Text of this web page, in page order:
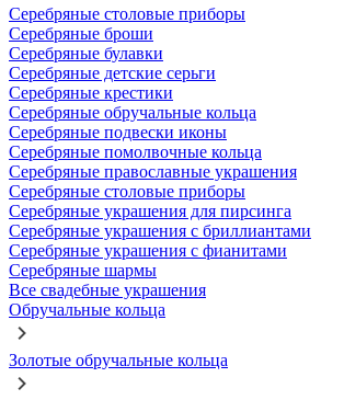
Серебряные столовые приборы
Серебряные броши
Серебряные булавки
Серебряные детские серьги
Серебряные крестики
Серебряные обручальные кольца
Серебряные подвески иконы
Серебряные помолвочные кольца
Серебряные православные украшения
Серебряные столовые приборы
Серебряные украшения для пирсинга
Серебряные украшения с бриллиантами
Серебряные украшения с фианитами
Серебряные шармы
Все свадебные украшения
Обручальные кольца
Золотые обручальные кольца